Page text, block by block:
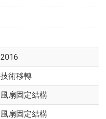
2016
技術移轉
風扇固定結構
風扇固定結構